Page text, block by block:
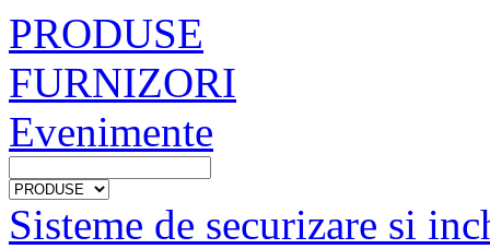
PRODUSE
FURNIZORI
Evenimente
Sisteme de securizare si